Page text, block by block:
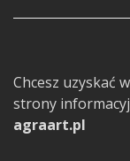
Chcesz uzyskać
strony
agraart.pl